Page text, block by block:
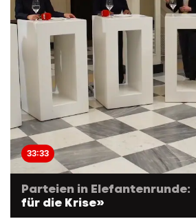
33:33
Parteien in Elefantenrunde:
für die Krise»